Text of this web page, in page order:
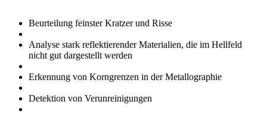
Beurteilung feinster Kratzer und Risse
Analyse stark reflektierender Materialien, die im Hellfeld
nicht gut dargestellt werden
Erkennung von Korngrenzen in der Metallographie
Detektion von Verunreinigungen